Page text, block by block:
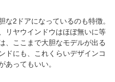
な2ドアになっているのも特徴。
リヤウインドウはほぼ無いに等
、ここまで大胆なモデルが出る
ドにも、これくらいデザインコ
あってもいい。